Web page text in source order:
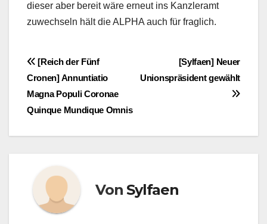
dieser aber bereit wäre erneut ins Kanzleramt
zuwechseln hält die ALPHA auch für fraglich.
Beitragsnavigation[Sylfaen] Neuer
Unionspräsident gewählt
[Reich der Fünf
Cronen] Annuntiatio
Magna Populi Coronae
Quinque Mundique Omnis
Von Sylfaen